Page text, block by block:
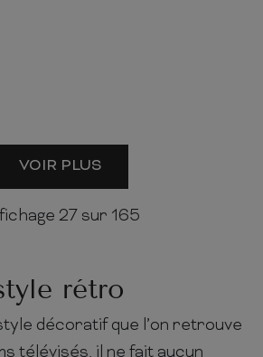
VOIR PLUS
27sur 165
rétro
décoratif que l’on retrouve